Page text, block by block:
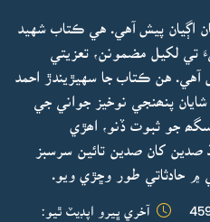
اڳيان پيش آهي. هي ڪتاب شهيد
تي لکيل مضمونن، تعزيتي
آهي. هن ڪتاب جا سهيڙيندڙ احمد
پنھنجي نوخيز جواني جي
جو ثبوت ڏنو، اھڙي
صدين کان صدين تائين سرسبز
459 آخري ڀيرو اپڊيٽ ٿيو: